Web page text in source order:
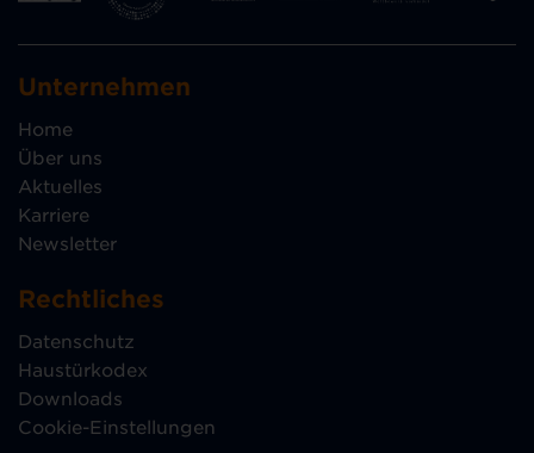
Unternehmen
Home
Über uns
Aktuelles
Karriere
Newsletter
Rechtliches
Datenschutz
Haustürkodex
Downloads
Cookie-Einstellungen